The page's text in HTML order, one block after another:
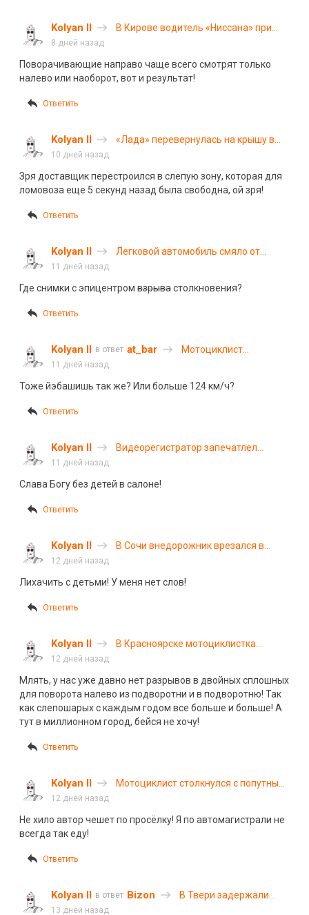
Kolyan II
В Кирове водитель «Ниссана» при
8 дней назад
Поворачивающие направо чаще всего смотрят только
налево или наоборот, вот и результат!
Ответить
Kolyan II
«Лада» перевернулась на крышу в
10 дней назад
Зря доставщик перестроился в слепую зону, которая для
ломовоза еще 5 секунд назад была свободна, ой зря!
Ответить
Kolyan II
Легковой автомобиль смяло от
четверо
11 дней назад
Где снимки с эпицентром взрывастолкновения?
Ответить
Kolyan II в ответ at_bar
Мотоциклист
Иркутской области
11 дней назад
Тоже йэбашишь так же? Или больше 124 км/ч?
Ответить
Kolyan II
Видеорегистратор запечатлел
11 дней назад
Слава Богу без детей в салоне!
Ответить
Kolyan II
В Сочи внедорожник врезался в
12 дней назад
Лихачить с детьми! У меня нет слов!
Ответить
Kolyan II
В Красноярске мотоциклистка
12 дней назад
Млять, у нас уже давно нет разрывов в двойных сплошных
для поворота налево из подворотни и в подворотню! Так
как слепошарых с каждым годом все больше и больше! А
тут в миллионном город, бейся не хочу!
Ответить
Kolyan II
Мотоциклист столкнулся с попутным
12 дней назад
Не хило автор чешет по просёлку! Я по автомагистрали не
всегда так еду!
Ответить
Kolyan II в ответ Bizon
️В Твери задержали
13 дней назад